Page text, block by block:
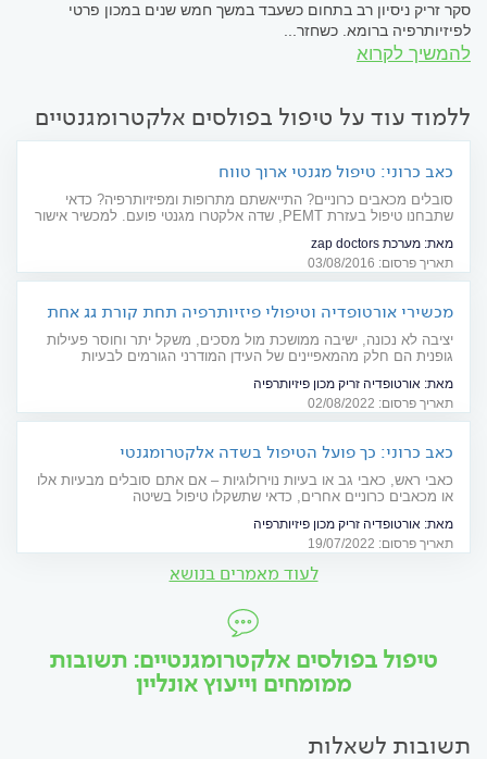
סקר זריק ניסיון רב בתחום כשעבד במשך חמש שנים במכון פרטי
לפיזיותרפיה ברומא. כשחזר...
להמשיך לקרוא
ללמוד עוד על טיפול בפולסים אלקטרומגנטיים
כאב כרוני: טיפול מגנטי ארוך טווח
סובלים מכאבים כרוניים? התייאשתם מתרופות ומפיזיותרפיה? כדאי
שתבחנו טיפול בעזרת PEMT, שדה אלקטרו מגנטי פועם. למכשיר אישור
מאת: מערכת zap doctors
תאריך פרסום: 03/08/2016
מכשירי אורטופדיה וטיפולי פיזיותרפיה תחת קורת גג אחת
יציבה לא נכונה, ישיבה ממושכת מול מסכים, משקל יתר וחוסר פעילות
גופנית הם חלק מהמאפיינים של העידן המודרני הגורמים לבעיות
המגוון הרחב של אמצעי הטיפול במכון ומסביר על תהליך הטיפול
מאת: אורטופדיה זריק מכון פיזיותרפיה
תאריך פרסום: 02/08/2022
כאב כרוני: כך פועל הטיפול בשדה אלקטרומגנטי
כאבי ראש, כאבי גב או בעיות נוירולוגיות – אם אתם סובלים מבעיות אלו
או מכאבים כרוניים אחרים, כדאי שתשקלו טיפול בשיטה
מאת: אורטופדיה זריק מכון פיזיותרפיה
תאריך פרסום: 19/07/2022
לעוד מאמרים בנושא
טיפול בפולסים אלקטרומגנטיים: תשובות
ממומחים וייעוץ אונליין
תשובות לשאלות